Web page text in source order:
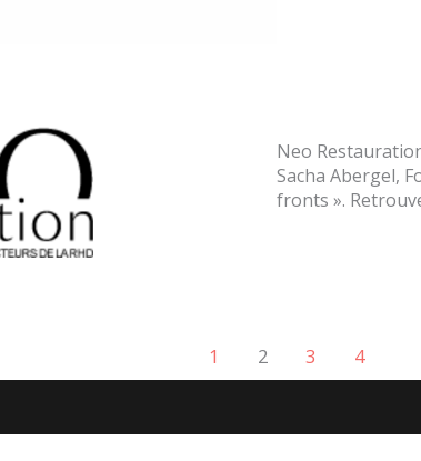
Neo
Sacha Abergel,
fronts ».
1 2 3 4